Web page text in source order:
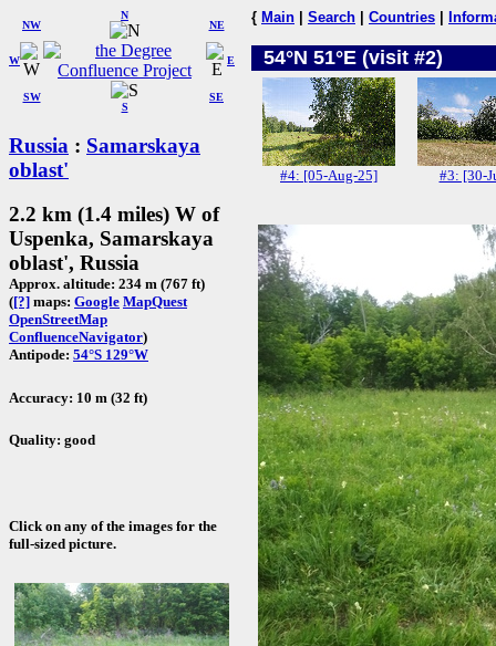
W
NW
N
NE
SW
S
SE
E
Russia : Samarskaya
oblast'
2.2 km (1.4 miles) W of
Uspenka, Samarskaya
oblast', Russia
Approx. altitude: 234 m (767 ft)
([?] maps: Google MapQuest
OpenStreetMap
ConfluenceNavigator)
Antipode: 54°S 129°W
Accuracy: 10 m (32 ft)
Quality: good
Click on any of the images for the
full-sized picture.
{ Main Search Countries
54°N 51°E (visit #2)
#4: [05-Aug-25] #3: [30-